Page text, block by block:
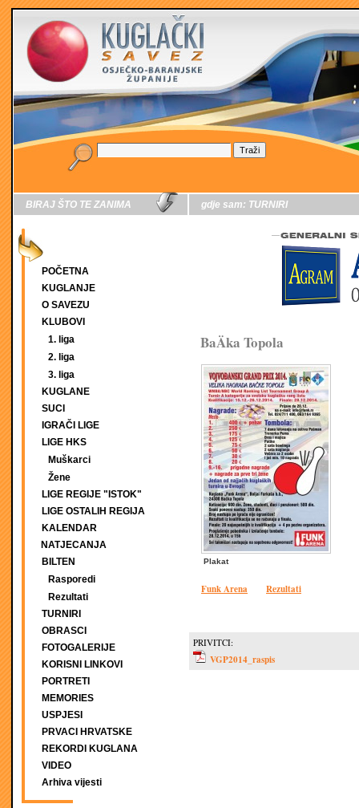
BIRAJ ŠTO TE ZANIMA
POČETNA
KUGLANJE
O SAVEZU
KLUBOVI
1. liga
2. liga
3. liga
KUGLANE
SUCI
IGRAČI LIGE
LIGE HKS
Muškarci
Žene
LIGE REGIJE "ISTOK"
LIGE OSTALIH REGIJA
KALENDAR
NATJECANJA
BILTEN
Rasporedi
Rezultati
TURNIRI
OBRASCI
FOTOGALERIJE
KORISNI LINKOVI
PORTRETI
MEMORIES
USPJESI
PRVACI HRVATSKE
REKORDI KUGLANA
VIDEO
Arhiva vijesti
gdje sam: TURNIRI
BaÄka Topola
Plakat
Funk Arena Rezultati
PRIVITCI:
VGP2014_raspis